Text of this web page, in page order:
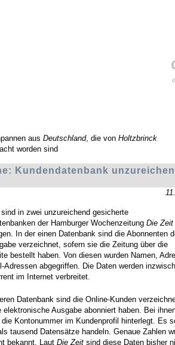
aus Deutschland, die von Holtzbrinck
worden sind
Kundendatenbank
in zwei unzureichend gesicherte
der Hamburger Wochenzeitung Die Zeit
In der einen Datenbank sind die Abonnenten
verzeichnet, sofern sie die Zeitung über die
bestellt haben. Von diesen wurden Namen,
Adressen abgegriffen. Die Daten werden
im Internet verbreitet.
Datenbank sind die Online-Kunden
elektronische Ausgabe abonniert haben. Bei
Kontonummer im Kundenprofil hinterlegt. Es
tausend Datensätze handeln. Genaue Zahlen
bekannt. Laut Die Zeitsind diese Daten bisher